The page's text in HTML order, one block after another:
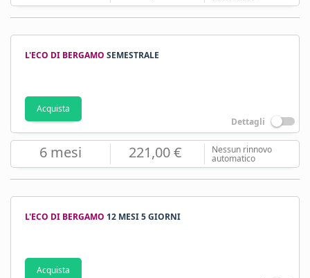
L'ECO DI BERGAMO SEMESTRALE
Acquista
Dettagli
6 mesi 221,00 € Nessun rinnovo
automatico
L'ECO DI BERGAMO 12 MESI 5 GIORNI
Acquista